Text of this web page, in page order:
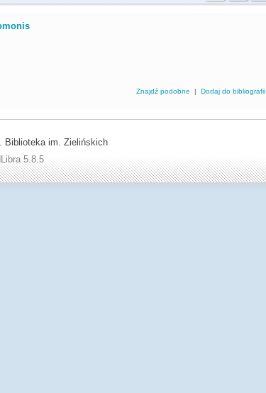
Znajdź podobne |Dodaj do bibliografii
Biblioteka im. Zielińskich
5.8.5